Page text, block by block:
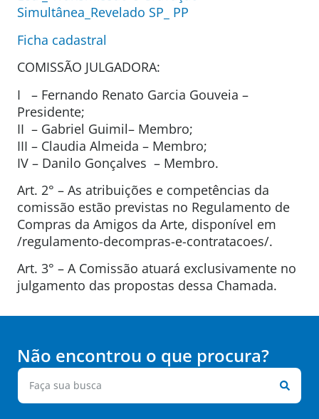
Simultânea_Revelado SP_ PP
Ficha cadastral
COMISSÃO JULGADORA:
I – Fernando Renato Garcia Gouveia –
Presidente;
II – Gabriel Guimil– Membro;
III – Claudia Almeida – Membro;
IV – Danilo Gonçalves – Membro.
Art. 2° – As atribuições e competências da
comissão estão previstas no Regulamento de
Compras da Amigos da Arte, disponível em
/regulamento-decompras-e-contratacoes/.
Art. 3° – A Comissão atuará exclusivamente no
julgamento das propostas dessa Chamada.
Não encontrou o que procura?